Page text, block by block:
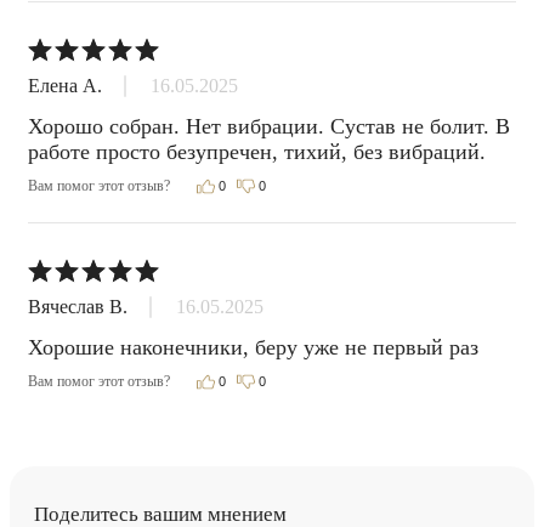
Елена А. 16.05.2025
Хорошо собран. Нет вибрации. Сустав не болит. В
работе просто безупречен, тихий, без вибраций.
Вам помог этот отзыв? 0 0
Вячеслав В. 16.05.2025
Хорошие наконечники, беру уже не первый раз
Вам помог этот отзыв? 0 0
Поделитесь вашим мнением